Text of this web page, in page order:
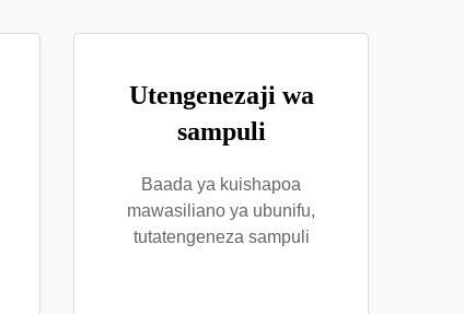
Utengenezaji wa
sampuli
Baada ya kuishapoa
mawasiliano ya ubunifu,
tutatengeneza sampuli